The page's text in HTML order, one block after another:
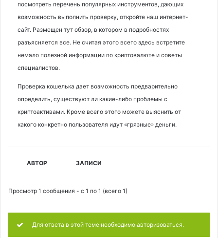
посмотреть перечень популярных инструментов, дающих
возможность выполнить проверку, откройте наш интернет-
сайт. Размещен тут обзор, в котором в подробностях
разъясняется все. Не считая этого всего здесь встретите
немало полезной информации по криптовалюте и советы
специалистов.
Проверка кошелька дает возможность предварительно
определить, существуют ли какие-либо проблемы с
криптоактивами. Кроме всего этого можете выяснить от
какого конкретно пользователя идут «грязные» деньги.
АВТОР ЗАПИСИ
Просмотр 1 сообщения - с 1 по 1 (всего 1)
Для ответа в этой теме необходимо авторизоваться.